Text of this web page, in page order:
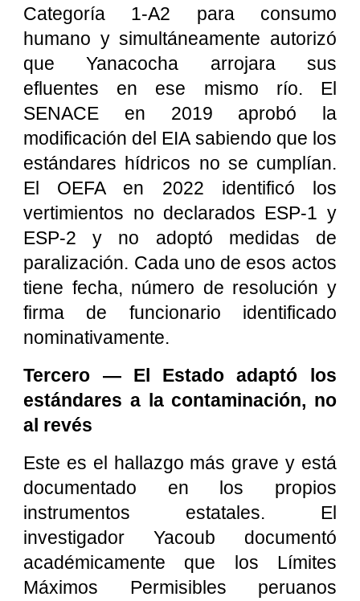
Categoría 1-A2 para consumo
humano y simultáneamente autorizó
que Yanacocha arrojara sus
efluentes en ese mismo río. El
SENACE en 2019 aprobó la
modificación del EIA sabiendo que los
estándares hídricos no se cumplían.
El OEFA en 2022 identificó los
vertimientos no declarados ESP-1 y
ESP-2 y no adoptó medidas de
paralización. Cada uno de esos actos
tiene fecha, número de resolución y
firma de funcionario identificado
nominativamente.
Tercero — El Estado adaptó los
estándares a la contaminación, no
al revés
Este es el hallazgo más grave y está
documentado en los propios
instrumentos estatales. El
investigador Yacoub documentó
académicamente que los Límites
Máximos Permisibles peruanos